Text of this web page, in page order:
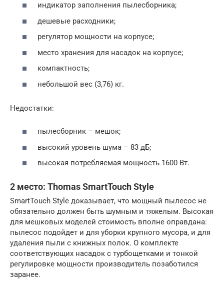
индикатор заполнения пылесборника;
дешевые расходники;
регулятор мощности на корпусе;
место хранения для насадок на корпусе;
компактность;
небольшой вес (3,76) кг.
Недостатки:
пылесборник – мешок;
высокий уровень шума – 83 дБ;
высокая потребляемая мощность 1600 Вт.
2 место: Thomas SmartTouch Style
SmartTouch Style доказывает, что мощный пылесос не
обязательно должен быть шумным и тяжелым. Высокая
для мешковых моделей стоимость вполне оправдана:
пылесос подойдет и для уборки крупного мусора, и для
удаления пыли с книжных полок. О комплекте
соответствующих насадок с турбощетками и тонкой
регулировке мощности производитель позаботился
заранее.